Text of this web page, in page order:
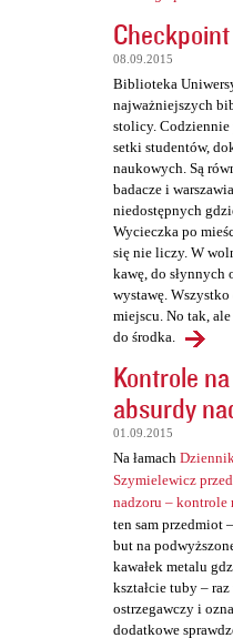
08.09.2015
Biblioteka
najważniejszych
stolicy. Codziennie
setki studentów,
naukowych. Są
badacze i
niedostępnych
Wycieczka po
się nie liczy. W
kawę, do słynnych
wystawę.
miejscu. No tak,
do środka.
Kontrole
absurdy
01.09.2015
Na łamach
Szymielewicz
nadzoru – kontrole
ten sam przedmiot
but na
kawałek metalu
kształcie tuby –
ostrzegawczy i
dodatkowe